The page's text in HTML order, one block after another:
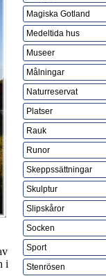
i
Magiska Gotland
Medeltida hus
Museer
Målningar
Naturreservat
Platser
Rauk
Runor
Skeppssättningar
Skulptur
Slipskåror
Socken
Sport
Stenrösen